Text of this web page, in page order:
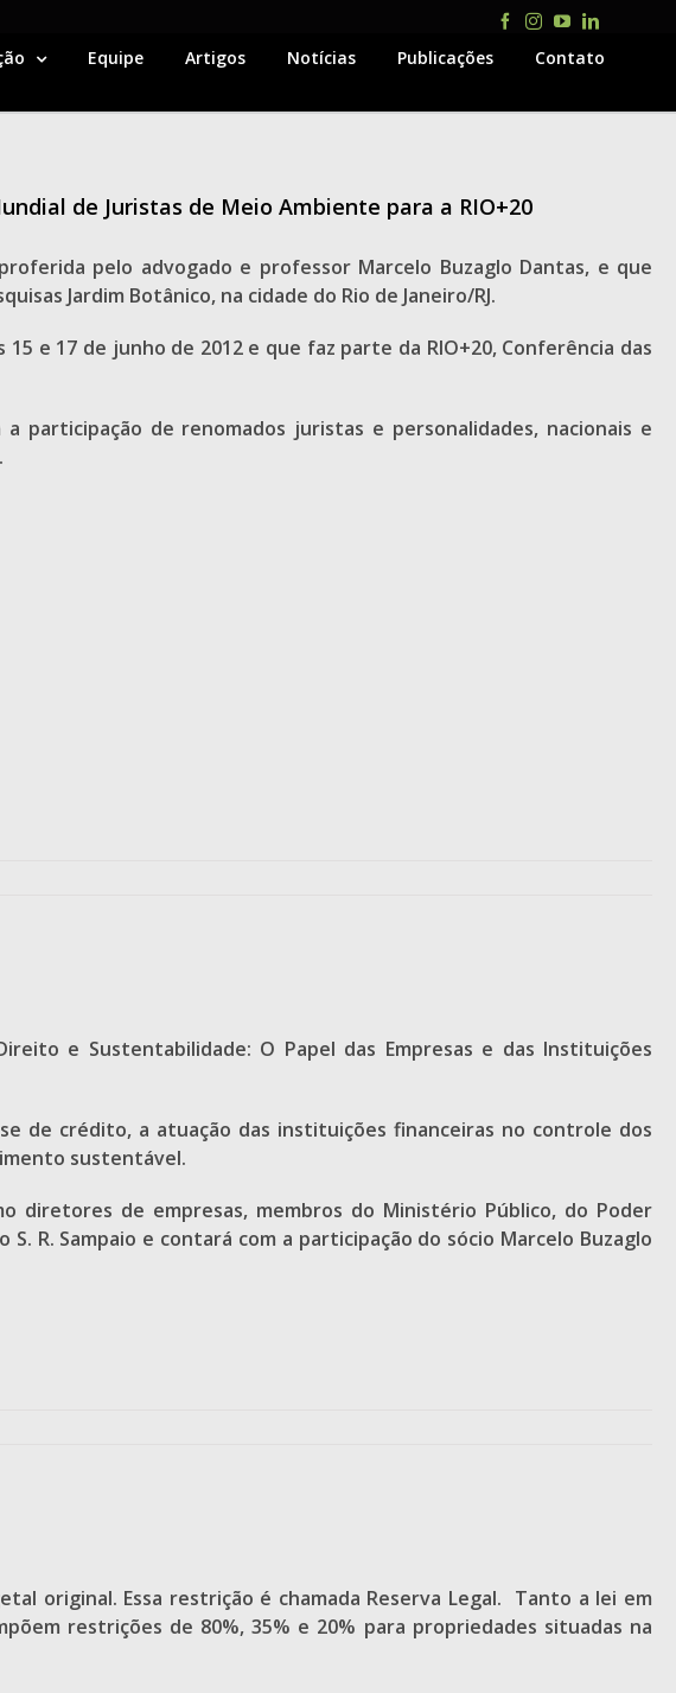
Facebook
Instagram
YouTubeLinkedIn
Equipe Artigos Notícias Publicações Contato
de Juristas de Meio Ambiente para a RIO+20
pelo advogado e professor Marcelo Buzaglo Dantas, e que
Jardim Botânico, na cidade do Rio de Janeiro/RJ.
e 17 de junho de 2012 e que faz parte da RIO+20, Conferência das
participação de renomados juristas e personalidades, nacionais e
e Sustentabilidade: O Papel das Empresas e das Instituições
de crédito, a atuação das instituições financeiras no controle dos
sustentável.
de empresas, membros do Ministério Público, do Poder
R. Sampaio e contará com a participação do sócio Marcelo Buzaglo
original. Essa restrição é chamada Reserva Legal. Tanto a lei em
restrições de 80%, 35% e 20% para propriedades situadas na